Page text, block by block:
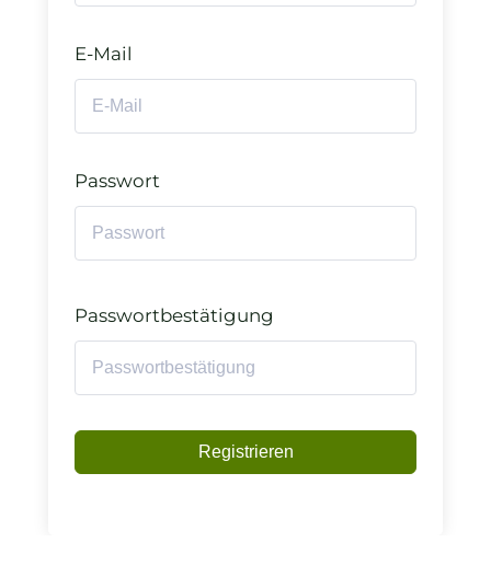
E-Mail
Passwort
Passwortbestätigung
Registrieren